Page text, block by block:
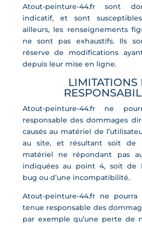
Atout-peinture-44.fr sont
indicatif, et sont
ailleurs, les renseignements
ne sont pas exhaustifs. Ils
réserve de modifications
depuis leur mise en ligne.
LIMITATIONS
Atout-peinture-44.fr ne
responsable des dommages
causés au matériel de
au site, et résultant soit de
matériel ne répondant pas
indiquées au point 4, soit de
bug ou d’une incompatibilité.
Atout-peinture-44.fr ne
tenue responsable des
par exemple qu’une perte de